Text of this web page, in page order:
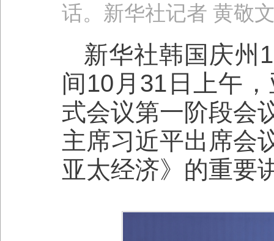
话。新华社记者 黄敬
新华社韩国庆州
间10月31日上午
式会议第一阶段会
主席习近平出席会
亚太经济》的重要